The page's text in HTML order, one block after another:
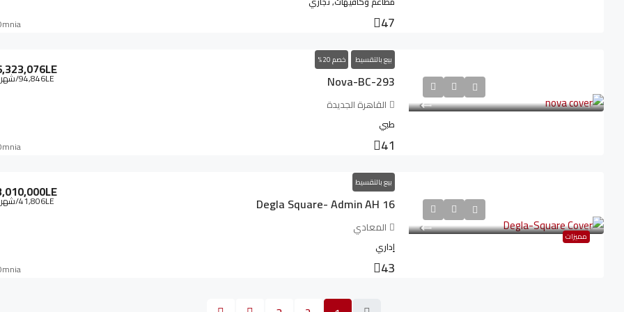
47
بيع بالتقسيط خصم 20%
Nova-BC-293
94,846LE
/
القاهرة الجديدة
طبي
41
مميزات
بيع بالتقسيط
Degla Square- Admin AH 16
41,806LE
/
المعادي
إداري
43